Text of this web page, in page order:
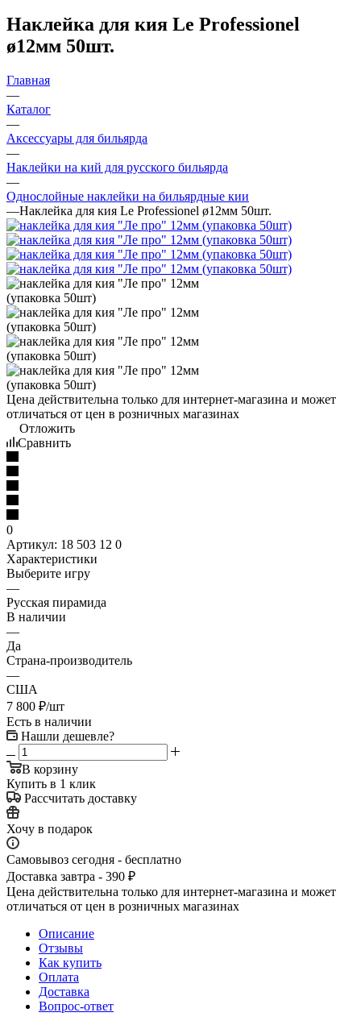
Наклейка для кия Le Professionel
ø12мм 50шт.
Главная
—
Каталог
—
Аксессуары для бильярда
—
Наклейки на кий для русского бильярда
—
Однослойные наклейки на бильярдные кии
—Наклейка для кия Le Professionel ø12мм 50шт.
Цена действительна только для интернет-магазина и может
отличаться от цен в розничных магазинах
Отложить
Сравнить
0
Артикул: 18 503 12 0
Характеристики
Выберите игру
—
Русская пирамида
В наличии
—
Да
Страна-производитель
—
США
7 800 ₽/шт
Есть в наличии
Нашли дешевле?
В корзину
Купить в 1 клик
Рассчитать доставку
Хочу в подарок
Самовывоз сегодня - бесплатно
Доставка завтра - 390 ₽
Цена действительна только для интернет-магазина и может
отличаться от цен в розничных магазинах
Описание
Отзывы
Как купить
Оплата
Доставка
Вопрос-ответ